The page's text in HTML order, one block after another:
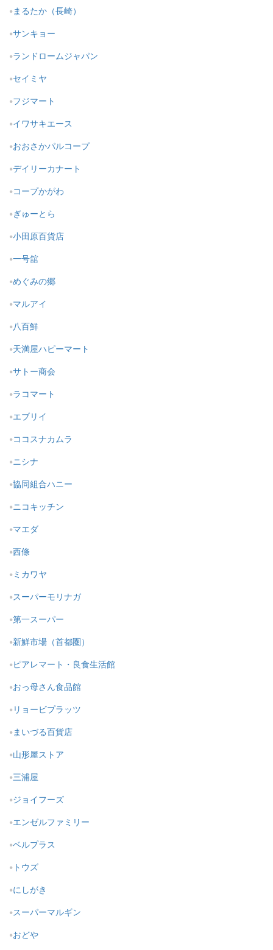
まるたか（長崎）
サンキョー
ランドロームジャパン
セイミヤ
フジマート
イワサキエース
おおさかパルコープ
デイリーカナート
コープかがわ
ぎゅーとら
小田原百貨店
一号舘
めぐみの郷
マルアイ
八百鮮
天満屋ハピーマート
サトー商会
ラコマート
エブリイ
ココスナカムラ
ニシナ
協同組合ハニー
ニコキッチン
マエダ
西條
ミカワヤ
スーパーモリナガ
第一スーパー
新鮮市場（首都圏）
ピアレマート・良食生活館
おっ母さん食品館
リョービプラッツ
まいづる百貨店
山形屋ストア
三浦屋
ジョイフーズ
エンゼルファミリー
ベルプラス
トウズ
にしがき
スーパーマルギン
おどや